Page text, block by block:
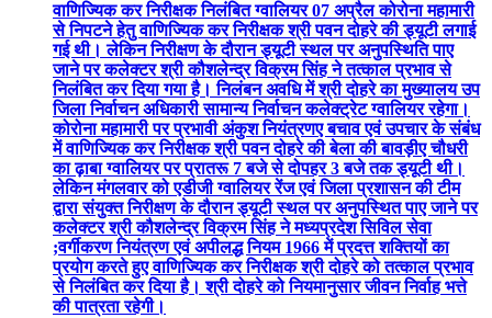
वाणिज्यिक कर निरीक्षक निलंबित ग्वालियर 07 अप्रैल कोरोना महामारी
से निपटने हेतु वाणिज्यिक कर निरीक्षक श्री पवन दोहरे की ड्यूटी लगाई
गई थी। लेकिन निरीक्षण के दौरान ड्यूटी स्थल पर अनुपस्थिति पाए
जाने पर कलेक्टर श्री कौशलेन्द्र विक्रम सिंह ने तत्काल प्रभाव से
निलंबित कर दिया गया है। निलंबन अवधि में श्री दोहरे का मुख्यालय उप
जिला निर्वाचन अधिकारी सामान्य निर्वाचन कलेक्ट्रेट ग्वालियर रहेगा।
कोरोना महामारी पर प्रभावी अंकुश नियंत्रणए बचाव एवं उपचार के संबंध
में वाणिज्यिक कर निरीक्षक श्री पवन दोहरे की बेला की बावड़ीए चौधरी
का ढ़ाबा ग्वालियर पर प्रातरू 7 बजे से दोपहर 3 बजे तक ड्यूटी थी।
लेकिन मंगलवार को एडीजी ग्वालियर रेंज एवं जिला प्रशासन की टीम
द्वारा संयुक्त निरीक्षण के दौरान ड्यूटी स्थल पर अनुपस्थित पाए जाने पर
कलेक्टर श्री कौशलेन्द्र विक्रम सिंह ने मध्यप्रदेश सिविल सेवा
;वर्गीकरण नियंत्रण एवं अपीलद्ध नियम 1966 में प्रदत्त शक्तियों का
प्रयोग करते हुए वाणिज्यिक कर निरीक्षक श्री दोहरे को तत्काल प्रभाव
से निलंबित कर दिया है। श्री दोहरे को नियमानुसार जीवन निर्वाह भत्ते
की पात्रता रहेगी।